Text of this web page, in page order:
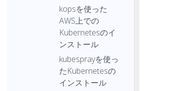
kopsを使った
AWS上での
Kubernetesのイ
ンストール
kubesprayを使っ
たKubernetesの
インストール